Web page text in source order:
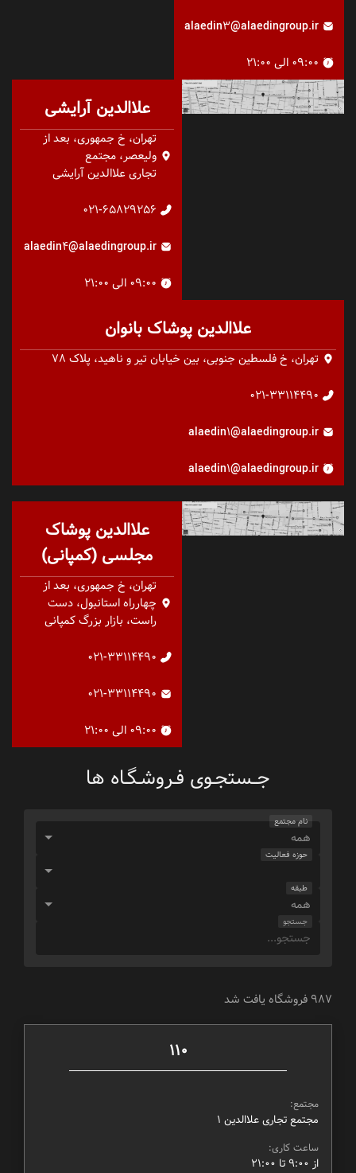
alaedin3@alaedingroup.ir
09:00 الی 21:00
علاالدین آرایشی
تهران، خ جمهوری، بعد از
ولیعصر، مجتمع
تجاری علاالدین آرایشی
021-65829256
alaedin4@alaedingroup.ir
۰۹:۰۰ الی ۲۱:۰۰
علاالدین پوشاک بانوان
تهران، خ فلسطین جنوبی، بین خیابان تیر و ناهید، پلاک 78
021-33114490
alaedin1@alaedingroup.ir
alaedin1@alaedingroup.ir
علاالدین پوشاک
مجلسی (کمپانی)
تهران، خ جمهوری، بعد از
چهارراه استانبول، دست
راست، بازار بزرگ کمپانی
021-33114490
021-33114490
09:00 الی 21:00
جــستجـوی فـروشـگـاه‌ ها
نام مجتمع
حوزه فعالیت
طبقه
جستجو
987 فروشگاه یافت شد
110
مجتمع:
مجتمع تجاری علاالدین ۱
ساعت کاری:
از ۹:۰۰ تا ۲۱:۰۰